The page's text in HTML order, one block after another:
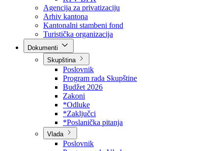
Javna preduzeća
BPK šume
RTV BPK
Agencija za privatizaciju
Arhiv kantona
Kantonalni stambeni fond
Turistička organizacija
Skupština
Poslovnik
Program rada Skupštine
Budžet 2026
Zakoni
*Odluke
*Zaključci
*Poslanička pitanja